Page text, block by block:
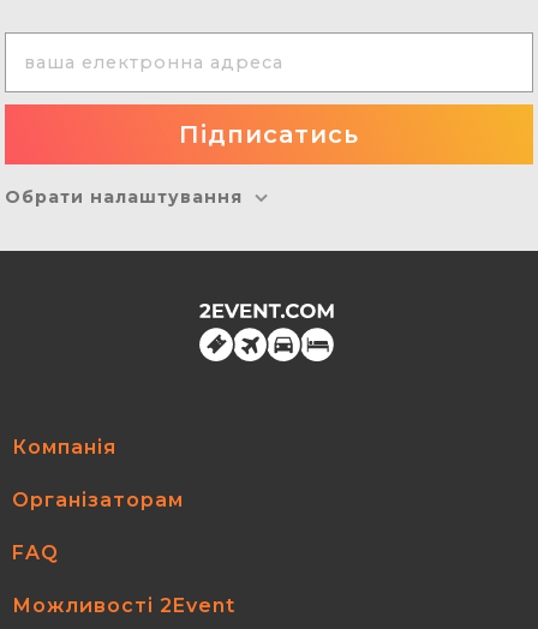
Обрати налаштування
Компанія
Організаторам
FAQ
Можливості 2Event